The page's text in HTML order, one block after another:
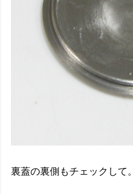
裏蓋の裏側もチェックして。